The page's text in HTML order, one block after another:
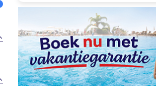
3 beoordelingen
10